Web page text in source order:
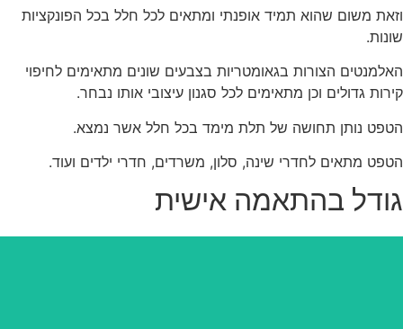
משום שהוא תמיד אופנתי ומתאים לכל חלל בכל הפונקציות
הצורות בגאומטריות בצבעים שונים מתאימים לחיפוי
גדולים וכן מתאימים לכל סגנון עיצובי אותו נבחר.
נותן תחושה של תלת מימד בכל חלל אשר נמצא.
מתאים לחדרי שינה, סלון, משרדים, חדרי ילדים ועוד.
בהתאמה אישית